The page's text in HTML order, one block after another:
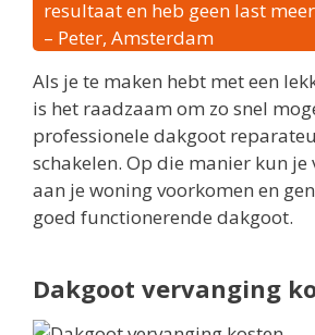
resultaat en heb geen last
– Peter, Amsterdam
Als je te maken hebt met een
is het raadzaam om zo snel
professionele dakgoot
schakelen. Op die manier kun je
aan je woning voorkomen en
goed functionerende dakgoot.
Dakgoot vervanging